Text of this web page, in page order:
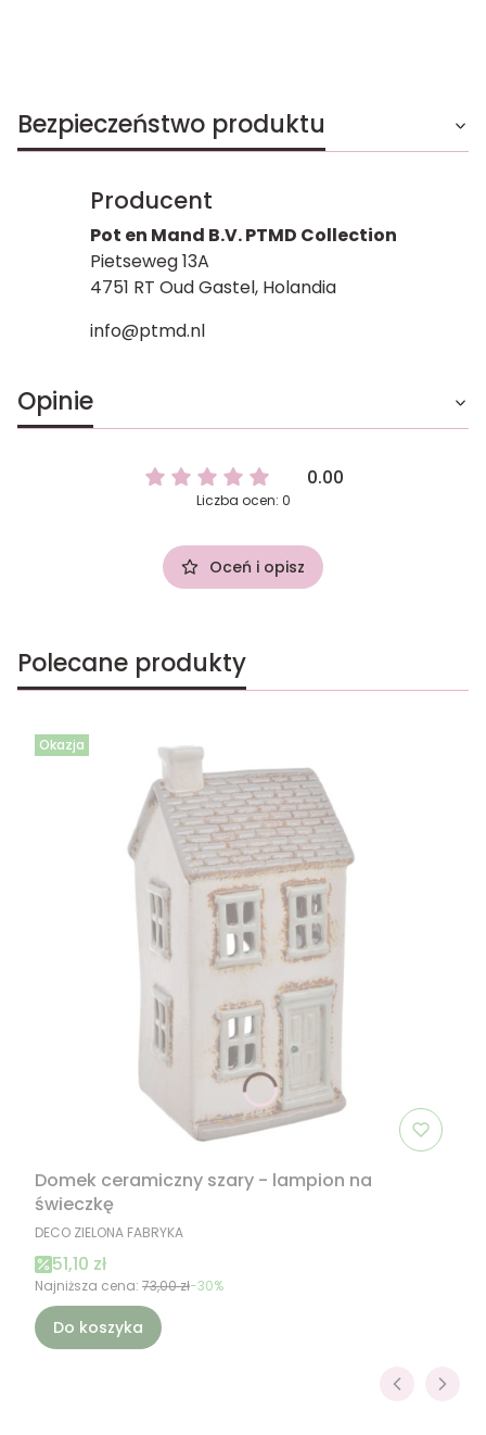
Bezpieczeństwo produktu
Producent
Pot en Mand B.V. PTMD Collection
Pietseweg 13A
4751 RT Oud Gastel, Holandia
info@ptmd.nl
Opinie
0.00
Liczba ocen: 0
Oceń i opisz
Polecane produkty
Okazja
Domek ceramiczny szary - lampion na
świeczkę
PRODUCENT
DECO ZIELONA FABRYKA
Cena promocyjna
51,10 zł
Najniższa cena: 73,00 zł-30%
Do koszyka